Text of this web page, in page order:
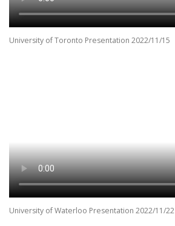
University of Toronto Presentation 2022/11/15
University of Waterloo Presentation 2022/11/22